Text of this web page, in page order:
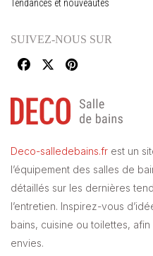
Deco-salledebains.fr est un
l’équipement des salles de
détaillés sur les dernières
l’entretien. Inspirez-vous
bains, cuisine ou toilettes,
envies.
Tendances et nouveautés
SUIVEZ-NOUS SUR